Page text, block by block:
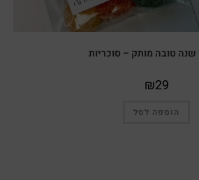
שנה טובה מותק – סוכריות
₪29
הוספה לסל